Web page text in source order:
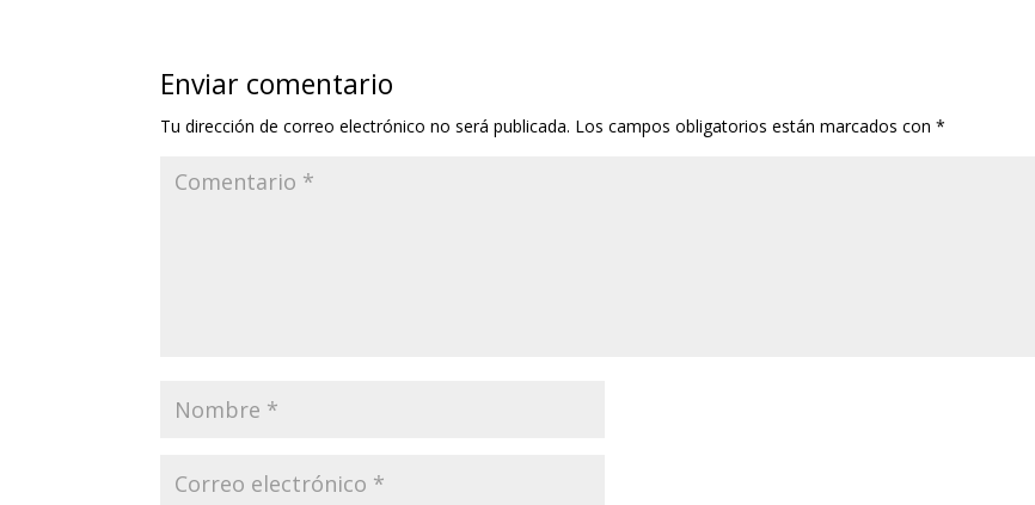
Enviar comentario
Tu dirección de correo electrónico no será publicada. Los campos obligatorios están marcados con*